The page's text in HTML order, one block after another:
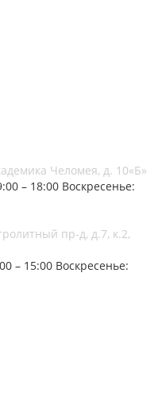
Челомея, д. 10«Б»
– 18:00 Воскресенье:
пр-д, д.7, к.2,
– 15:00 Воскресенье: